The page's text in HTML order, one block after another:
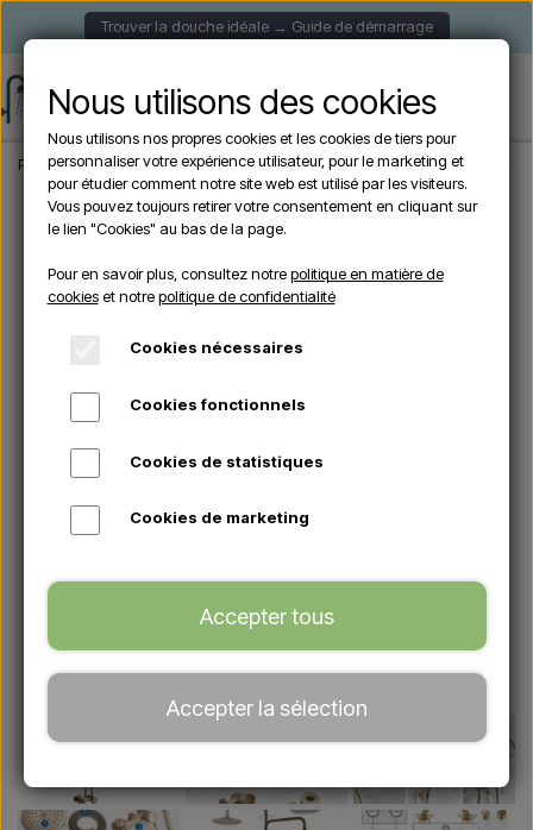
Trouver la douche idéale → Guide de démarrage
Page d'accueil Douche de Jardin Douches murales Douche extérieure
Nous utilisons des cookies
Nous utilisons nos propres cookies et les cookies de tiers pour
personnaliser votre expérience utilisateur, pour le marketing et
pour étudier comment notre site web est utilisé par les visiteurs.
Vous pouvez toujours retirer votre consentement en cliquant sur
le lien "Cookies" au bas de la page.
Pour en savoir plus, consultez notrepolitique en matière de
cookieset notrepolitique de confidentialité
Cookies nécessaires
Cookies fonctionnels
Cookies de statistiques
Cookies de marketing
Accepter tous
Accepter la sélection